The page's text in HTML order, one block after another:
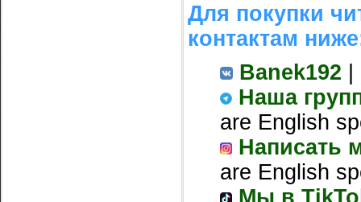
Для покупки
контактам
Banek192
Наша
are English
Написать
are English